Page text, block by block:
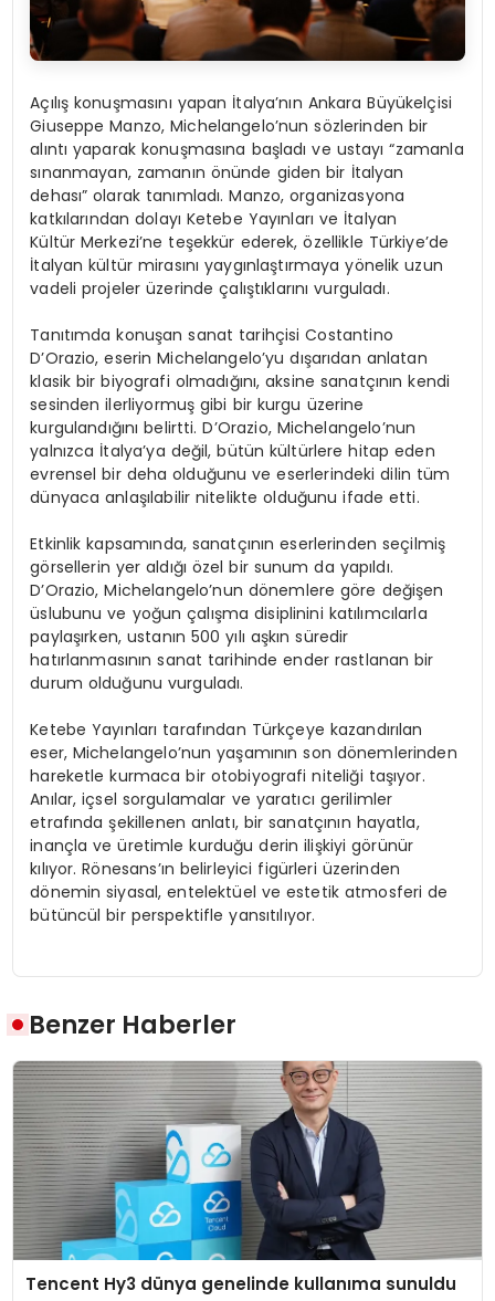
Açılış konuşmasını yapan İtalya’nın Ankara Büyükelçisi
Giuseppe Manzo, Michelangelo’nun sözlerinden bir
alıntı yaparak konuşmasına başladı ve ustayı “zamanla
sınanmayan, zamanın önünde giden bir İtalyan
dehası” olarak tanımladı. Manzo, organizasyona
katkılarından dolayı Ketebe Yayınları ve İtalyan
Kültür Merkezi’ne teşekkür ederek, özellikle Türkiye’de
İtalyan kültür mirasını yaygınlaştırmaya yönelik uzun
vadeli projeler üzerinde çalıştıklarını vurguladı.
Tanıtımda konuşan sanat tarihçisi Costantino
D’Orazio, eserin Michelangelo’yu dışarıdan anlatan
klasik bir biyografi olmadığını, aksine sanatçının kendi
sesinden ilerliyormuş gibi bir kurgu üzerine
kurgulandığını belirtti. D’Orazio, Michelangelo’nun
yalnızca İtalya’ya değil, bütün kültürlere hitap eden
evrensel bir deha olduğunu ve eserlerindeki dilin tüm
dünyaca anlaşılabilir nitelikte olduğunu ifade etti.
Etkinlik kapsamında, sanatçının eserlerinden seçilmiş
görsellerin yer aldığı özel bir sunum da yapıldı.
D’Orazio, Michelangelo’nun dönemlere göre değişen
üslubunu ve yoğun çalışma disiplinini katılımcılarla
paylaşırken, ustanın 500 yılı aşkın süredir
hatırlanmasının sanat tarihinde ender rastlanan bir
durum olduğunu vurguladı.
Ketebe Yayınları tarafından Türkçeye kazandırılan
eser, Michelangelo’nun yaşamının son dönemlerinden
hareketle kurmaca bir otobiyografi niteliği taşıyor.
Anılar, içsel sorgulamalar ve yaratıcı gerilimler
etrafında şekillenen anlatı, bir sanatçının hayatla,
inançla ve üretimle kurduğu derin ilişkiyi görünür
kılıyor. Rönesans’ın belirleyici figürleri üzerinden
dönemin siyasal, entelektüel ve estetik atmosferi de
bütüncül bir perspektifle yansıtılıyor.
Benzer Haberler
Tencent Hy3 dünya genelinde kullanıma sunuldu